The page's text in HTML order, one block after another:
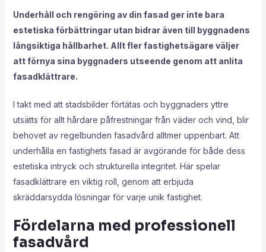
Underhåll och rengöring av din fasad ger inte bara
estetiska förbättringar utan bidrar även till byggnadens
långsiktiga hållbarhet. Allt fler fastighetsägare väljer
att förnya sina byggnaders utseende genom att anlita
fasadklättrare.
I takt med att stadsbilder förtätas och byggnaders yttre
utsätts för allt hårdare påfrestningar från väder och vind, blir
behovet av regelbunden fasadvård alltmer uppenbart. Att
underhålla en fastighets fasad är avgörande för både dess
estetiska intryck och strukturella integritet. Här spelar
fasadklättrare en viktig roll, genom att erbjuda
skräddarsydda lösningar för varje unik fastighet.
Fördelarna med professionell
fasadvård